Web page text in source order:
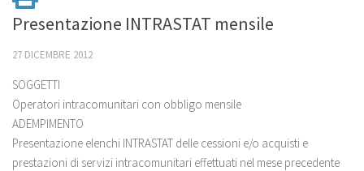
Presentazione INTRASTAT mensile
27 DICEMBRE 2012
SOGGETTI
Operatori intracomunitari con obbligo mensile
ADEMPIMENTO
Presentazione elenchi INTRASTAT delle cessioni e/o acquisti e
prestazioni di servizi intracomunitari effettuati nel mese precedente